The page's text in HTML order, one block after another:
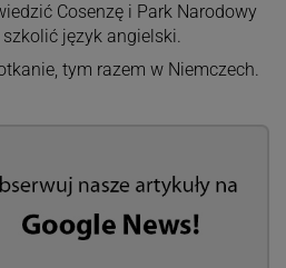
Cosenzę i Park Narodowy
język angielski.
tym razem w Niemczech.